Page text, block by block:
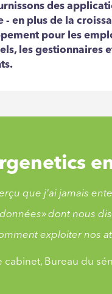
des
- en plus de la
pour les
les gestionnaires
que j'ai jamais
dont nous
exploiter nos
cabinet, Bureau du